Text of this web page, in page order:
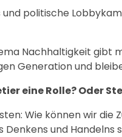
politische
Nachhaltigkeit gibt
Generation und
eine Rolle? Oder
Wie können wir die
und Handelns